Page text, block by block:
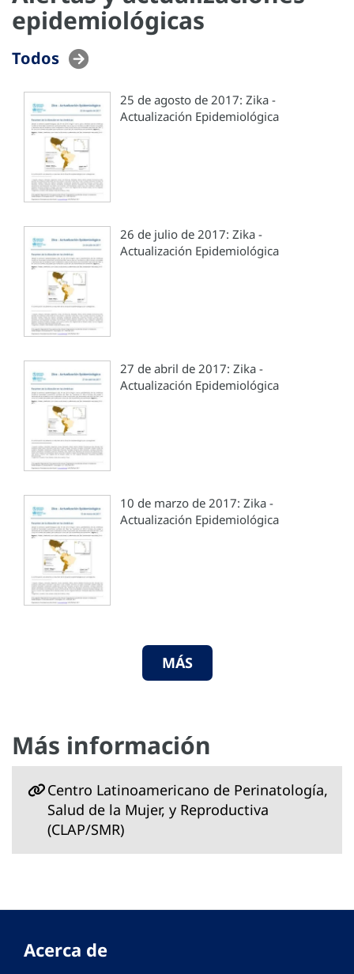
epidemiológicas
Todos
25 de agosto de 2017: Zika -
Actualización Epidemiológica
26 de julio de 2017: Zika -
Actualización Epidemiológica
27 de abril de 2017: Zika -
Actualización Epidemiológica
10 de marzo de 2017: Zika -
Actualización Epidemiológica
MÁS
Más información
Centro Latinoamericano de Perinatología,
Salud de la Mujer, y Reproductiva
(CLAP/SMR)
Acerca de